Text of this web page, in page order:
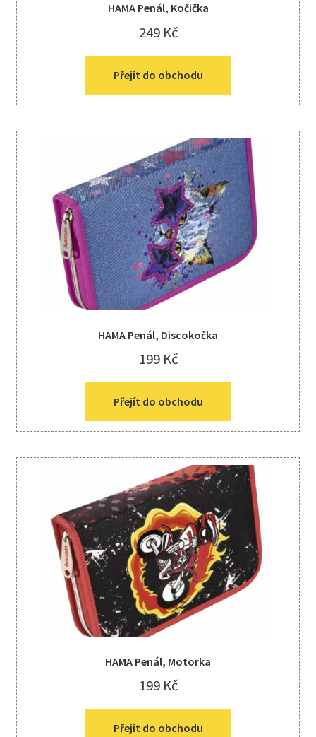
HAMA Penál, Kočička
249 Kč
Přejít do obchodu
HAMA Penál, Discokočka
199 Kč
Přejít do obchodu
HAMA Penál, Motorka
199 Kč
Přejít do obchodu